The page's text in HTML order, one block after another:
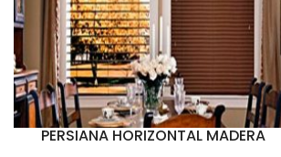
PERSIANA HORIZONTAL MADERA